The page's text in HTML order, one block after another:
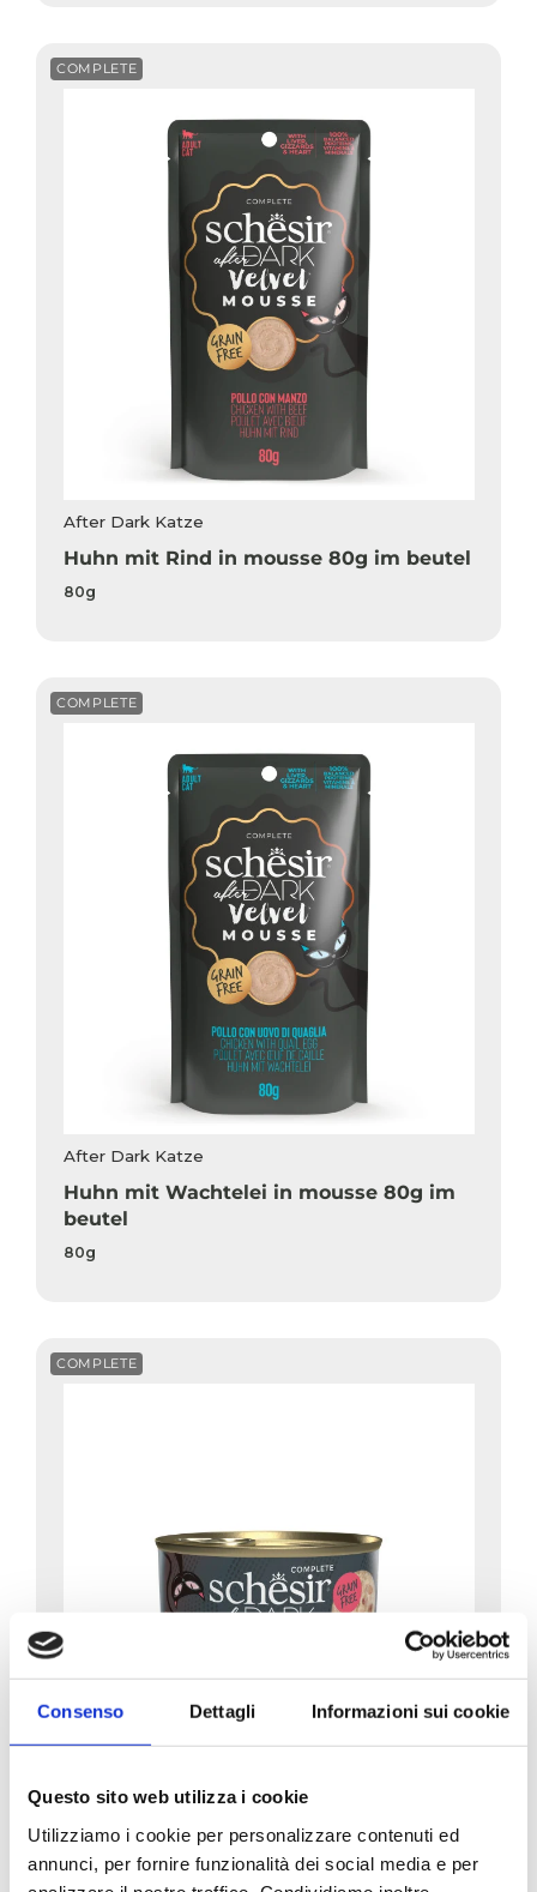
Consenso Dettagli Informazioni sui cookie
Questo sito web utilizza i cookie
Utilizziamo i cookie per personalizzare contenuti ed
annunci, per fornire funzionalità dei social media e per
COMPLETE
After Dark Katze
Huhn mit Rind in mousse 80g im beutel
80g
COMPLETE
After Dark Katze
Huhn mit Wachtelei in mousse 80g im
beutel
80g
COMPLETE
Huhn mit Rind in Pastetenform 80g in
der dose